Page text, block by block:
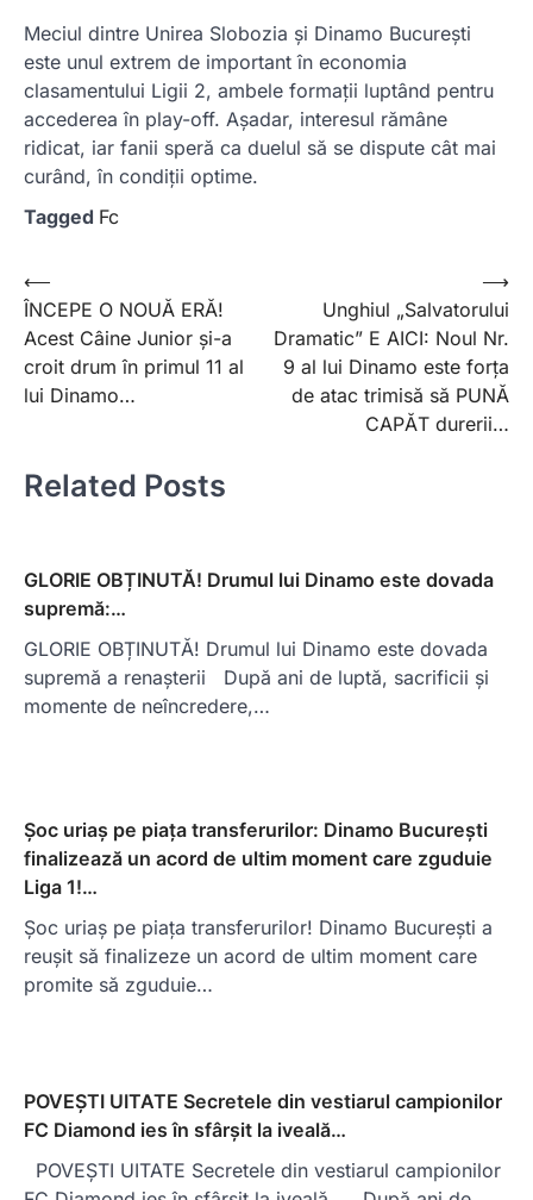
Meciul dintre Unirea Slobozia și Dinamo București
este unul extrem de important în economia
clasamentului Ligii 2, ambele formații luptând pentru
accederea în play-off. Așadar, interesul rămâne
ridicat, iar fanii speră ca duelul să se dispute cât mai
curând, în condiții optime.
Tagged Fc
Post
navigation
⟵
ÎNCEPE O NOUĂ ERĂ!
Acest Câine Junior și-a
croit drum în primul 11 al
lui Dinamo…
Unghiul „Salvatorului
Dramatic” E AICI: Noul Nr.
9 al lui Dinamo este forța
de atac trimisă să PUNĂ
CAPĂT durerii…
⟶
Related Posts
GLORIE OBȚINUTĂ! Drumul lui Dinamo este dovada
supremă:…
GLORIE OBȚINUTĂ! Drumul lui Dinamo este dovada
supremă a renașterii După ani de luptă, sacrificii și
momente de neîncredere,…
Șoc uriaș pe piața transferurilor: Dinamo București
finalizează un acord de ultim moment care zguduie
Liga 1!…
Șoc uriaș pe piața transferurilor! Dinamo București a
reușit să finalizeze un acord de ultim moment care
promite să zguduie…
POVEȘTI UITATE Secretele din vestiarul campionilor
FC Diamond ies în sfârșit la iveală…
POVEȘTI UITATE Secretele din vestiarul campionilor